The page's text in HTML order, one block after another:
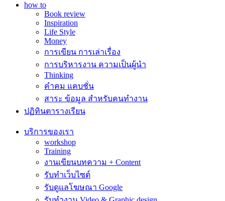
how to
Book review
Inspiration
Life Style
Money
การเขียน การเล่าเรื่อง
การบริหารงาน ความเป็นผู้นำ
Thinking
คำคม แคบชั่น
สาระ ข้อมูล สำหรับคนทำงาน
ปฏิทินตารางเรียน
บริการของเรา
workshop
Training
งานเขียนบทความ + Content
รับทำเว็บไซต์
รับดูแลโฆษณา Google